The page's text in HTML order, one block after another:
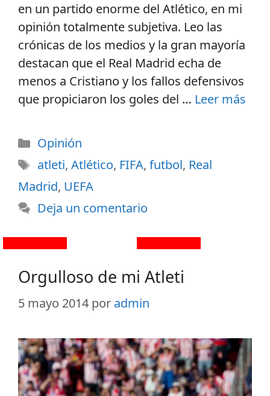
en un partido enorme del Atlético, en mi
opinión totalmente subjetiva. Leo las
crónicas de los medios y la gran mayoría
destacan que el Real Madrid echa de
menos a Cristiano y los fallos defensivos
que propiciaron los goles del … Leer más
Opinión
atleti, Atlético, FIFA, futbol, Real
Madrid, UEFA
Deja un comentario
Orgulloso de mi Atleti
5 mayo 2014 por admin